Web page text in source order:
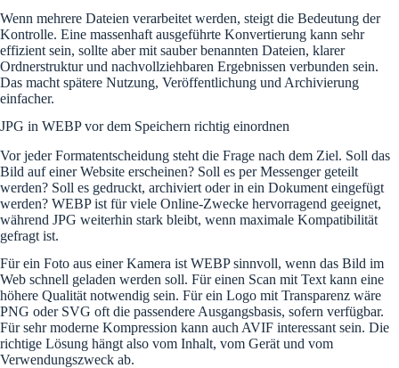
Wenn mehrere Dateien verarbeitet werden, steigt die Bedeutung der
Kontrolle. Eine massenhaft ausgeführte Konvertierung kann sehr
effizient sein, sollte aber mit sauber benannten Dateien, klarer
Ordnerstruktur und nachvollziehbaren Ergebnissen verbunden sein.
Das macht spätere Nutzung, Veröffentlichung und Archivierung
einfacher.
JPG in WEBP vor dem Speichern richtig einordnen
Vor jeder Formatentscheidung steht die Frage nach dem Ziel. Soll das
Bild auf einer Website erscheinen? Soll es per Messenger geteilt
werden? Soll es gedruckt, archiviert oder in ein Dokument eingefügt
werden? WEBP ist für viele Online-Zwecke hervorragend geeignet,
während JPG weiterhin stark bleibt, wenn maximale Kompatibilität
gefragt ist.
Für ein Foto aus einer Kamera ist WEBP sinnvoll, wenn das Bild im
Web schnell geladen werden soll. Für einen Scan mit Text kann eine
höhere Qualität notwendig sein. Für ein Logo mit Transparenz wäre
PNG oder SVG oft die passendere Ausgangsbasis, sofern verfügbar.
Für sehr moderne Kompression kann auch AVIF interessant sein. Die
richtige Lösung hängt also vom Inhalt, vom Gerät und vom
Verwendungszweck ab.